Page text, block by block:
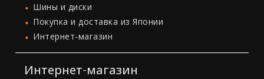
Шины и диски
Покупка и доставка из Японии
Интернет-магазин
Интернет-магазин